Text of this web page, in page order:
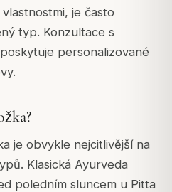
je často
typ. Konzultace s
poskytuje personalizované
je obvykle nejcitlivější na
Klasická Ayurveda
poledním sluncem u Pitta